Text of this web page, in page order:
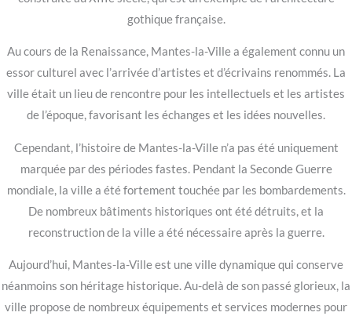
gothique française.
Au cours de la Renaissance, Mantes-la-Ville a également connu un
essor culturel avec l’arrivée d’artistes et d’écrivains renommés. La
ville était un lieu de rencontre pour les intellectuels et les artistes
de l’époque, favorisant les échanges et les idées nouvelles.
Cependant, l’histoire de Mantes-la-Ville n’a pas été uniquement
marquée par des périodes fastes. Pendant la Seconde Guerre
mondiale, la ville a été fortement touchée par les bombardements.
De nombreux bâtiments historiques ont été détruits, et la
reconstruction de la ville a été nécessaire après la guerre.
Aujourd’hui, Mantes-la-Ville est une ville dynamique qui conserve
néanmoins son héritage historique. Au-delà de son passé glorieux, la
ville propose de nombreux équipements et services modernes pour